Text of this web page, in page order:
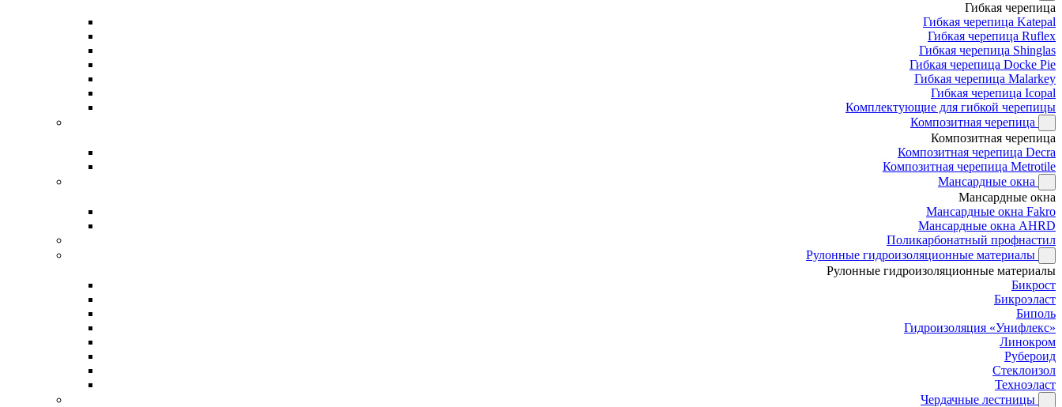
Гибкая черепица
Гибкая черепица Katepal
Гибкая черепица Ruflex
Гибкая черепица Shinglas
Гибкая черепица Docke Pie
Гибкая черепица Malarkey
Гибкая черепица Icopal
Комплектующие для гибкой черепицы
Композитная черепица
Композитная черепица
Композитная черепица Decra
Композитная черепица Metrotile
Мансардные окна
Мансардные окна
Мансардные окна Fakro
Мансардные окна AHRD
Поликарбонатный профнастил
Рулонные гидроизоляционные материалы
Рулонные гидроизоляционные материалы
Бикрост
Бикроэласт
Биполь
Гидроизоляция «Унифлекс»
Линокром
Рубероид
Стеклоизол
Техноэласт
Чердачные лестницы